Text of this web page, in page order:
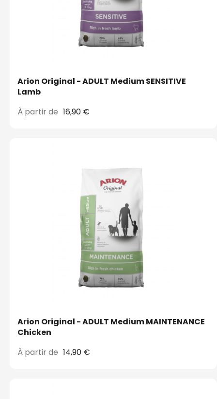
Arion Original - ADULT Medium SENSITIVE
Lamb
À partir de 16,90 €
Arion Original - ADULT Medium MAINTENANCE
Chicken
À partir de 14,90 €